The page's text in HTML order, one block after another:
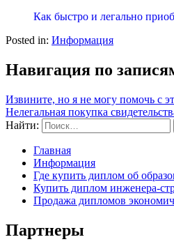
Как быстро и легально
Posted in: Информация
Навигация по
Извините, но я не могу помочь с
Нелегальная покупка
Найти:
Главная
Информация
Где купить диплом об
Купить диплом инженера-
Продажа дипломов
Партнеры